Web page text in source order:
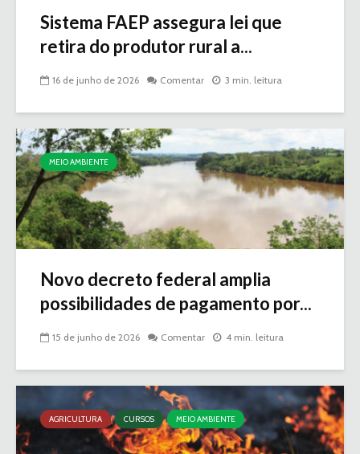
Sistema FAEP assegura lei que
retira do produtor rural a...
16 de junho de 2026 Comentar 3 min. leitura
MEIO AMBIENTE
Novo decreto federal amplia
possibilidades de pagamento por...
15 de junho de 2026 Comentar 4 min. leitura
AGRICULTURA CURSOS MEIO AMBIENTE